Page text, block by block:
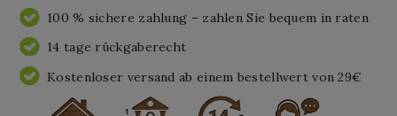
100 % sichere zahlung – zahlen Sie bequem in raten
14 tage rückgaberecht
Kostenloser versand ab einem bestellwert von 29€